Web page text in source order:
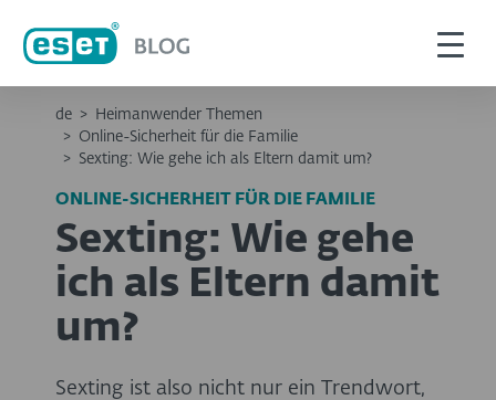
de >
Heimanwender Themen
> Online-Sicherheit für die Familie
> Sexting: Wie gehe ich als Eltern damit um?
ONLINE-SICHERHEIT FÜR DIE FAMILIE
Sexting: Wie gehe
ich als Eltern damit
um?
Sexting ist also nicht nur ein Trendwort,